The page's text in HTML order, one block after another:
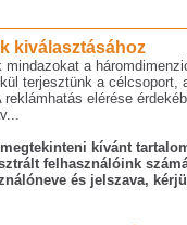
kiválasztásához
mindazokat a
terjesztünk a célcsoport,
elérése
kívánt
felhasználóink
és jelszava,